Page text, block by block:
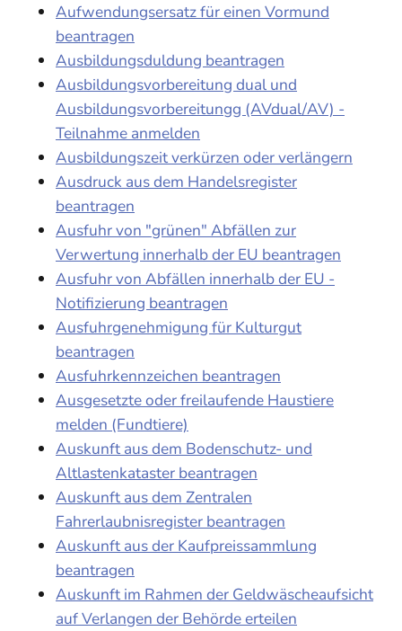
Aufwendungsersatz für einen Vormund
beantragen
Ausbildungsduldung beantragen
Ausbildungsvorbereitung dual und
Ausbildungsvorbereitungg (AVdual/AV) -
Teilnahme anmelden
Ausbildungszeit verkürzen oder verlängern
Ausdruck aus dem Handelsregister
beantragen
Ausfuhr von "grünen" Abfällen zur
Verwertung innerhalb der EU beantragen
Ausfuhr von Abfällen innerhalb der EU -
Notifizierung beantragen
Ausfuhrgenehmigung für Kulturgut
beantragen
Ausfuhrkennzeichen beantragen
Ausgesetzte oder freilaufende Haustiere
melden (Fundtiere)
Auskunft aus dem Bodenschutz- und
Altlastenkataster beantragen
Auskunft aus dem Zentralen
Fahrerlaubnisregister beantragen
Auskunft aus der Kaufpreissammlung
beantragen
Auskunft im Rahmen der Geldwäscheaufsicht
auf Verlangen der Behörde erteilen